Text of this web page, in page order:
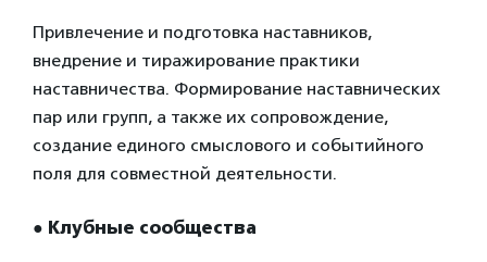
Привлечение и подготовка наставников,
внедрение и тиражирование практики
наставничества. Формирование наставнических
пар или групп, а также их сопровождение,
создание единого смыслового и событийного
поля для совместной деятельности.
● Клубные сообщества